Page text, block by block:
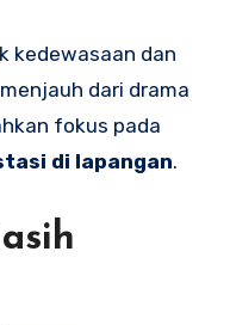
kedewasaan dan
dari drama
fokus pada
di lapangan.